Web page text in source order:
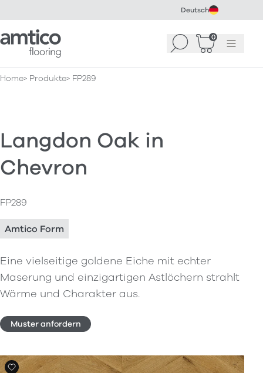
Deutsch
Amtico Flooring Suchen 0
WarenkorbMenü
Home Produkte FP289
Langdon Oak in
Chevron
FP289
Amtico Form
Eine vielseitige goldene Eiche mit echter
Maserung und einzigartigen Astlöchern strahlt
Wärme und Charakter aus.
Muster anfordern